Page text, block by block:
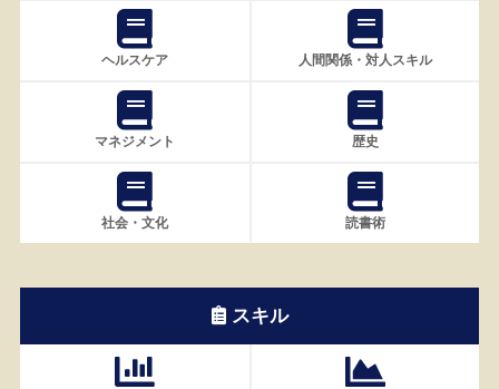
ヘルスケア 人間関係・対人スキル
マネジメント 歴史
社会・文化 読書術
スキル